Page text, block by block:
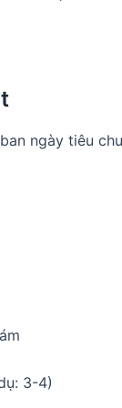
ngày tiêu
3-4)